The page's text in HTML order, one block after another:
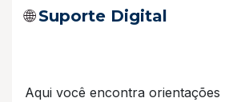
🌐Suporte Digital
Aqui você encontra